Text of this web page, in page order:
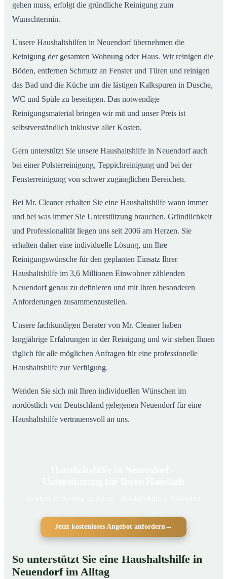
gehen muss, erfolgt die gründliche Reinigung zum
Wunschtermin.
Unsere Haushaltshilfen in Neuendorf übernehmen die
Reinigung der gesamten Wohnung oder Haus. Wir reinigen die
Böden, entfernen Schmutz an Fenster und Türen und reinigen
das Bad und die Küche um die lästigen Kalkspuren in Dusche,
WC und Spüle zu beseitigen. Das notwendige
Reinigungsmaterial bringen wir mit und unser Preis ist
selbstverständlich inklusive aller Kosten.
Gern unterstützt Sie unsere Haushaltshilfe in Neuendorf auch
bei einer Polsterreinigung, Teppichreinigung und bei der
Fensterreinigung von schwer zugänglichen Bereichen.
Bei Mr. Cleaner erhalten Sie eine Haushaltshilfe wann immer
und bei was immer Sie Unterstützung brauchen. Gründlichkeit
und Professionalität liegen uns seit 2006 am Herzen. Sie
erhalten daher eine individuelle Lösung, um Ihre
Reinigungswünsche für den geplanten Einsatz Ihrer
Haushaltshilfe im 3,6 Millionen Einwohner zählenden
Neuendorf genau zu definieren und mit Ihren besonderen
Anforderungen zusammenzustellen.
Unsere fachkundigen Berater von Mr. Cleaner haben
langjährige Erfahrungen in der Reinigung und wir stehen Ihnen
täglich für alle möglichen Anfragen für eine professionelle
Haushaltshilfe zur Verfügung.
Wenden Sie sich mit Ihren individuellen Wünschen im
nordöstlich von Deutschland gelegenen Neuendorf für eine
Haushaltshilfe vertrauensvoll an uns.
Jetzt kostenloses Angebot anfordern→
So unterstützt Sie eine Haushaltshilfe in
Neuendorf im Alltag